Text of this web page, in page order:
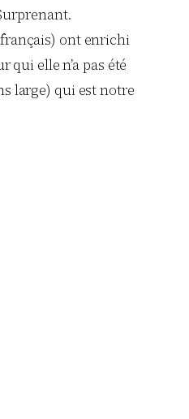
ont enrichi
elle n’a pas été
large) qui est notre